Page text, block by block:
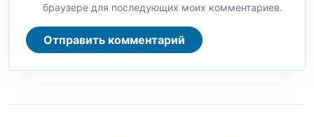
браузере для последующих моих комментариев.
Отправить комментарий